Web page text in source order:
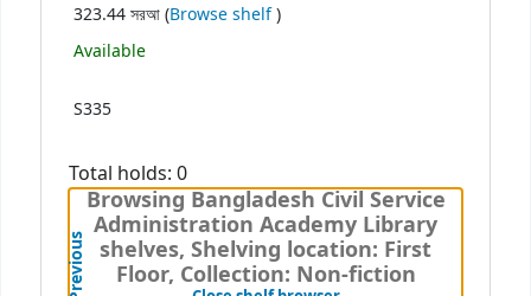
323.44 সরআ (Browse shelf(Opens below)
)
Available
S335
Total holds: 0
Browsing Bangladesh Civil Service
Administration Academy Library
shelves, Shelving location: First
Floor, Collection: Non-fiction
Previous